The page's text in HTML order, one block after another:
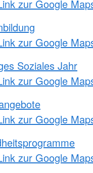
zur Google
zur Google
Soziales Jahr
zur Google
zur Google
zur Google